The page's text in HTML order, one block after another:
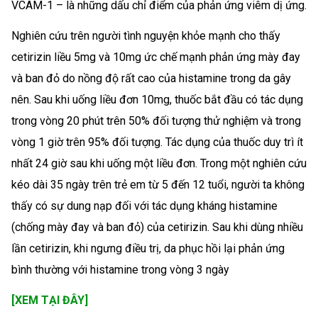
VCAM-1 – là những dấu chỉ điểm của phản ứng viêm dị ứng.
Nghiên cứu trên người tình nguyện khỏe mạnh cho thấy
cetirizin liều 5mg và 10mg ức chế mạnh phản ứng mày đay
và ban đỏ do nồng độ rất cao của histamine trong da gây
nên. Sau khi uống liều đơn 10mg, thuốc bắt đầu có tác dụng
trong vòng 20 phút trên 50% đối tượng thử nghiệm và trong
vòng 1 giờ trên 95% đối tượng. Tác dụng của thuốc duy trì ít
nhất 24 giờ sau khi uống một liều đơn. Trong một nghiên cứu
kéo dài 35 ngày trên trẻ em từ 5 đến 12 tuổi, người ta không
thấy có sự dung nạp đối với tác dụng kháng histamine
(chống mày đay và ban đỏ) của cetirizin. Sau khi dùng nhiều
lần cetirizin, khi ngưng điều trị, da phục hồi lại phản ứng
bình thường với histamine trong vòng 3 ngày
[XEM TẠI ĐÂY]